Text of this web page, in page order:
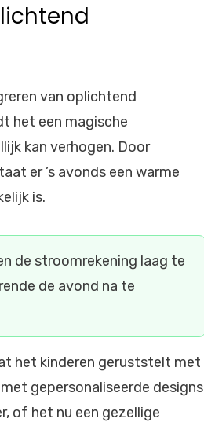
van oplichtend
het een magische
kan verhogen. Door
er ’s avonds een warme
is.
de stroomrekening laag te
de avond na te
het kinderen geruststelt met
gepersonaliseerde designs
of het nu een gezellige